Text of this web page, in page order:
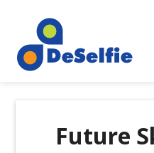
MagazinFuture